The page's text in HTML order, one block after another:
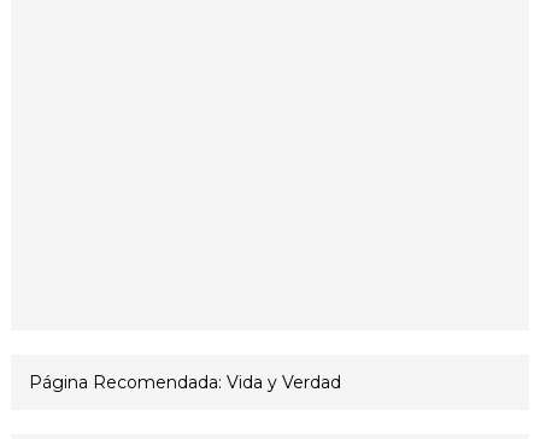
Página Recomendada: Vida y Verdad